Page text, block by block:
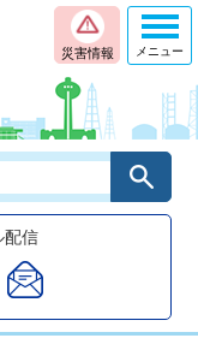
災害情報
配信
メニュー